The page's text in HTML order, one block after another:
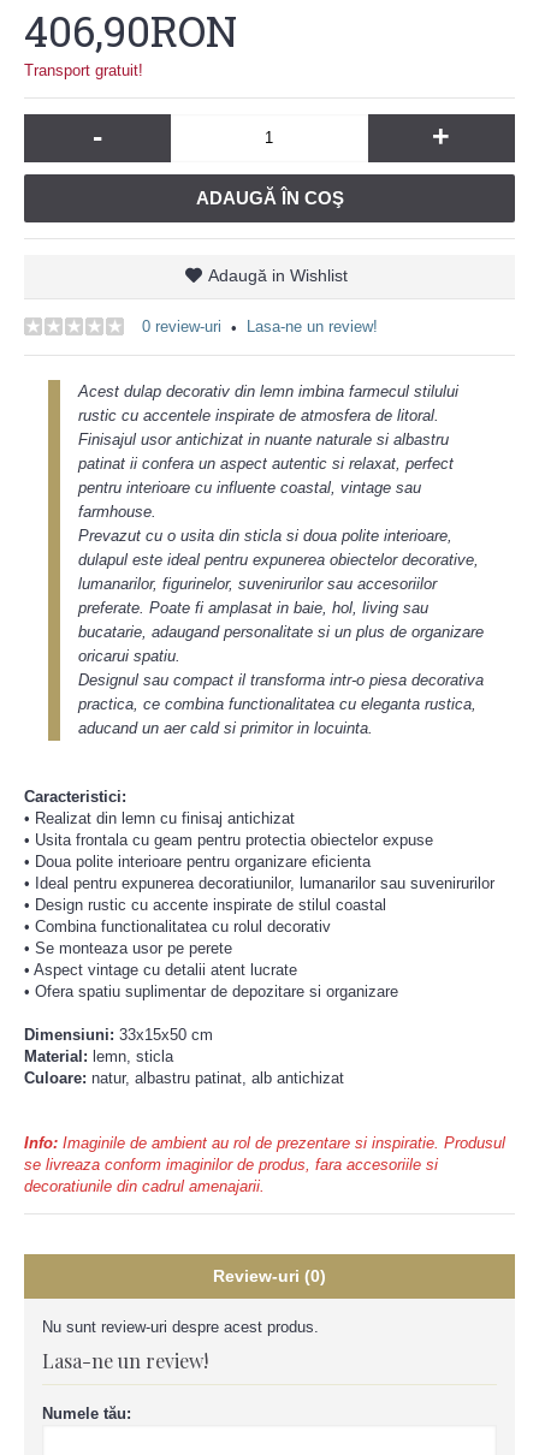
406,90RON
Transport gratuit!
- +
ADAUGĂ ÎN COŞ
Adaugă in Wishlist
0 review-uri • Lasa-ne un review!
Acest dulap decorativ din lemn imbina farmecul stilului
rustic cu accentele inspirate de atmosfera de litoral.
Finisajul usor antichizat in nuante naturale si albastru
patinat ii confera un aspect autentic si relaxat, perfect
pentru interioare cu influente coastal, vintage sau
farmhouse.
Prevazut cu o usita din sticla si doua polite interioare,
dulapul este ideal pentru expunerea obiectelor decorative,
lumanarilor, figurinelor, suvenirurilor sau accesoriilor
preferate. Poate fi amplasat in baie, hol, living sau
bucatarie, adaugand personalitate si un plus de organizare
oricarui spatiu.
Designul sau compact il transforma intr-o piesa decorativa
practica, ce combina functionalitatea cu eleganta rustica,
aducand un aer cald si primitor in locuinta.
Caracteristici:
• Realizat din lemn cu finisaj antichizat
• Usita frontala cu geam pentru protectia obiectelor expuse
• Doua polite interioare pentru organizare eficienta
• Ideal pentru expunerea decoratiunilor, lumanarilor sau suvenirurilor
• Design rustic cu accente inspirate de stilul coastal
• Combina functionalitatea cu rolul decorativ
• Se monteaza usor pe perete
• Aspect vintage cu detalii atent lucrate
• Ofera spatiu suplimentar de depozitare si organizare
Dimensiuni: 33x15x50 cm
Material: lemn, sticla
Culoare: natur, albastru patinat, alb antichizat
Info: Imaginile de ambient au rol de prezentare si inspiratie. Produsul
se livreaza conform imaginilor de produs, fara accesoriile si
decoratiunile din cadrul amenajarii.
Review-uri (0)
Nu sunt review-uri despre acest produs.
Lasa-ne un review!
Numele tău: